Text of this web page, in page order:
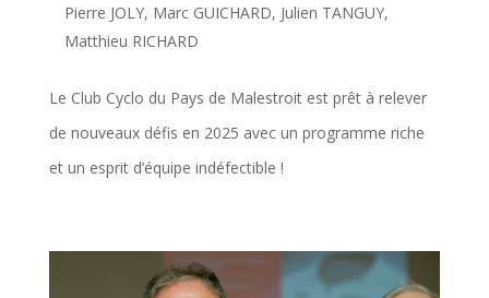
Pierre JOLY, Marc GUICHARD, Julien TANGUY,
Matthieu RICHARD
Le Club Cyclo du Pays de Malestroit est prêt à relever
de nouveaux défis en 2025 avec un programme riche
et un esprit d’équipe indéfectible !